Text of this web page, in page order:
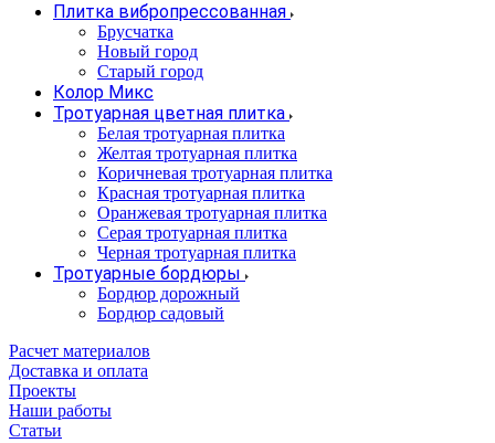
Плитка вибропрессованная
Брусчатка
Новый город
Старый город
Колор Микс
Тротуарная цветная плитка
Белая тротуарная плитка
Желтая тротуарная плитка
Коричневая тротуарная плитка
Красная тротуарная плитка
Оранжевая тротуарная плитка
Серая тротуарная плитка
Черная тротуарная плитка
Тротуарные бордюры
Бордюр дорожный
Бордюр садовый
Расчет материалов
Доставка и оплата
Проекты
Наши работы
Статьи